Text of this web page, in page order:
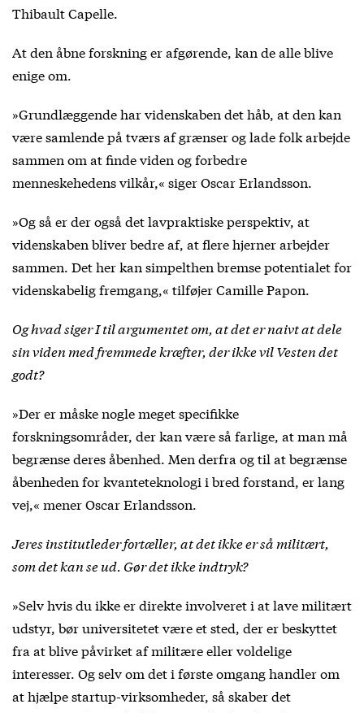
Thibault Capelle.
At den åbne forskning er afgørende, kan de alle blive
enige om.
»Grundlæggende har videnskaben det håb, at den kan
være samlende på tværs af grænser og lade folk arbejde
sammen om at finde viden og forbedre
menneskehedens vilkår,« siger Oscar Erlandsson.
»Og så er der også det lavpraktiske perspektiv, at
videnskaben bliver bedre af, at flere hjerner arbejder
sammen. Det her kan simpelthen bremse potentialet for
videnskabelig fremgang,« tilføjer Camille Papon.
Og hvad siger I til argumentet om, at det er naivt at dele
sin viden med fremmede kræfter, der ikke vil Vesten det
godt?
»Der er måske nogle meget specifikke
forskningsområder, der kan være så farlige, at man må
begrænse deres åbenhed. Men derfra og til at begrænse
åbenheden for kvanteteknologi i bred forstand, er lang
vej,« mener Oscar Erlandsson.
Jeres institutleder fortæller, at det ikke er så militært,
som det kan se ud. Gør det ikke indtryk?
»Selv hvis du ikke er direkte involveret i at lave militært
udstyr, bør universitetet være et sted, der er beskyttet
fra at blive påvirket af militære eller voldelige
interesser. Og selv om det i første omgang handler om
at hjælpe startup-virksomheder, så skaber det